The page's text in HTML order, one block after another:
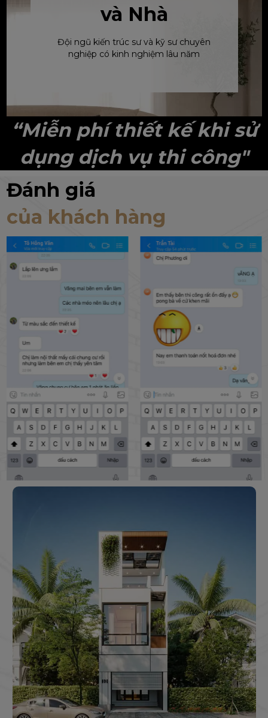
và Nhà
Đội ngũ kiến trúc sư và kỹ sư chuyên
nghiệp có kinh nghiệm lâu năm
“Miễn phí thiết kế khi sử
dụng dịch vụ thi công"
Đánh giá
của khách hàng